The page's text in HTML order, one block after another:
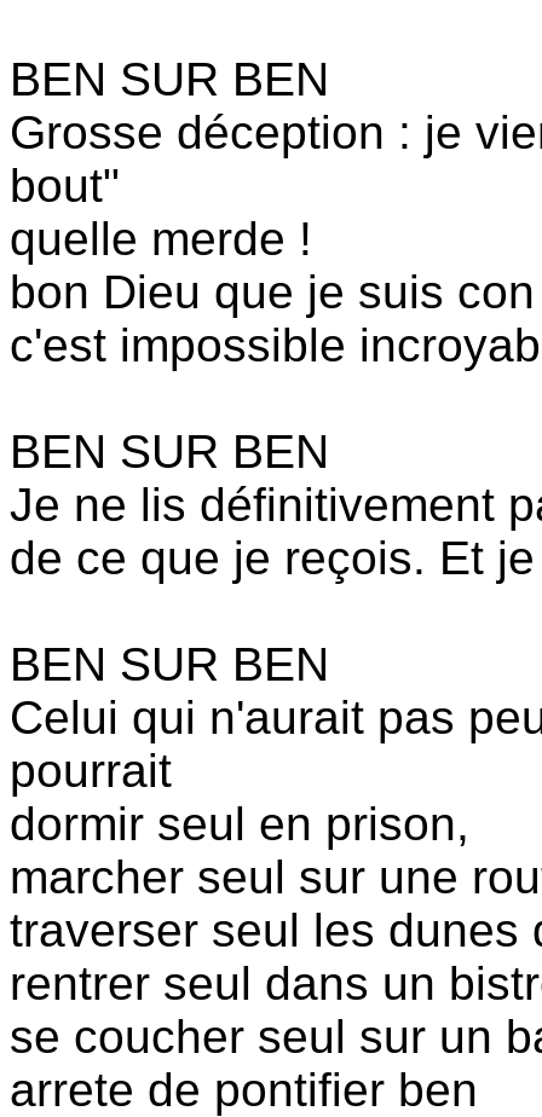
BEN SUR BEN
Grosse déception : je
bout"
quelle merde !
bon Dieu que je suis
c'est impossible
BEN SUR BEN
Je ne lis définitivement
de ce que je reçois. Et
BEN SUR BEN
Celui qui n'aurait pas
pourrait
dormir seul en prison,
marcher seul sur une
traverser seul les dunes
rentrer seul dans un
se coucher seul sur un
arrete de pontifier ben